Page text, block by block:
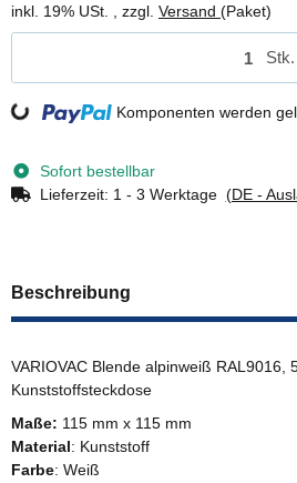
inkl. 19% USt. , zzgl. Versand (Paket)
Stk.
Loading... Komponenten werden
Sofort bestellbar
Lieferzeit: 1 - 3 Werktage (DE -
Beschreibung
VARIOVAC Blende alpinweiß RAL9016,
Kunststoffsteckdose
Maße: 115 mm x 115 mm
Material: Kunststoff
Farbe: Weiß